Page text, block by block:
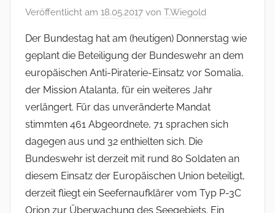
Veröffentlicht am 18.05.2017 von T.Wiegold
Der Bundestag hat am (heutigen) Donnerstag wie
geplant die Beteiligung der Bundeswehr an dem
europäischen Anti-Piraterie-Einsatz vor Somalia,
der Mission Atalanta, für ein weiteres Jahr
verlängert. Für das unveränderte Mandat
stimmten 461 Abgeordnete, 71 sprachen sich
dagegen aus und 32 enthielten sich. Die
Bundeswehr ist derzeit mit rund 80 Soldaten an
diesem Einsatz der Europäischen Union beteiligt,
derzeit fliegt ein Seefernaufklärer vom Typ P-3C
Orion zur Überwachung des Seegebiets. Ein